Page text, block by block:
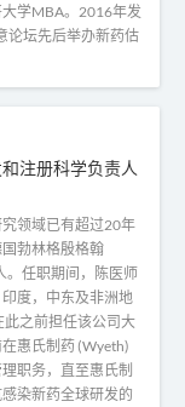
学MBA。2016年发
论坛先后举办新药估
注册科学负责人
领域已有超过20年
勃林格殷格翰
。任职期间，陈医师
度，中东及非洲地
之前担任该公司大
惠氏制药 (Wyeth)
职务，直至惠氏制
染新药全球研发的